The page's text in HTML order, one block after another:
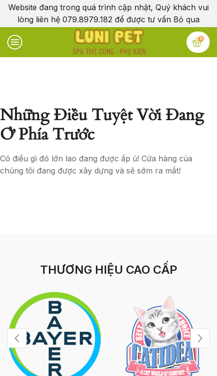
Website đang trong quá trình cập nhật, Quý khách vui
lòng liên hệ 079.8979.182 để được tư vấn Bỏ qua
0
Những Điều Tuyệt Vời Đang
Ở Phía Trước
Có điều gì đó lớn lao đang được ấp ủ! Cửa hàng của
chúng tôi đang được xây dựng và sẽ sớm ra mắt!
THƯƠNG HIỆU CAO CẤP